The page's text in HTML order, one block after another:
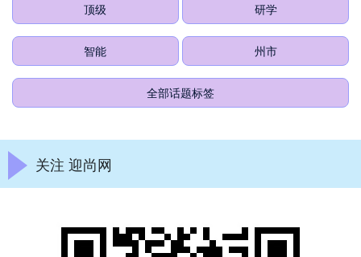
顶级 研学
智能 州市
全部话题标签
关注 迎尚网